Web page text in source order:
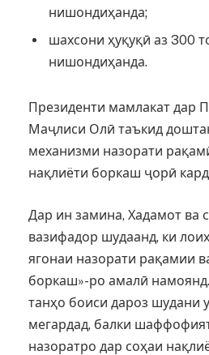
нишондиҳанда;
шахсони ҳуқуқӣ аз 300
нишондиҳанда.
Президенти мамлакат дар
Маҷлиси Олӣ таъкид
механизми назорати
нақлиёти боркаш ҷорӣ
Дар ин замина, Хадамот ва
вазифадор шудаанд, ки
ягонаи назорати рақамии
боркаш»-ро амалӣ
танҳо боиси дароз шудани
мегардад, балки
назоратро дар соҳаи